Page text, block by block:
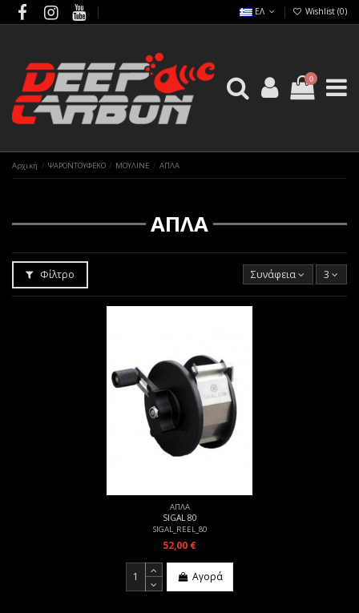
ΕΛ Wishlist (0)
0
Αρχική ΨΑΡΟΝΤΟΥΦΕΚΟ ΜΟΥΛΙΝΕ ΑΠΛΑ
ΑΠΛΑ
Φίλτρο Συνάφεια 3
ΑΠΛΑ
SIGAL 80
SIGAL_REEL_80
52,00 €
Αγορά